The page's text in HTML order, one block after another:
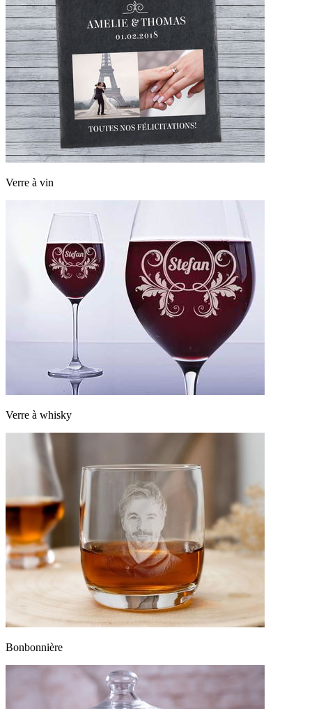
Verre à vin
Verre à whisky
Bonbonnière